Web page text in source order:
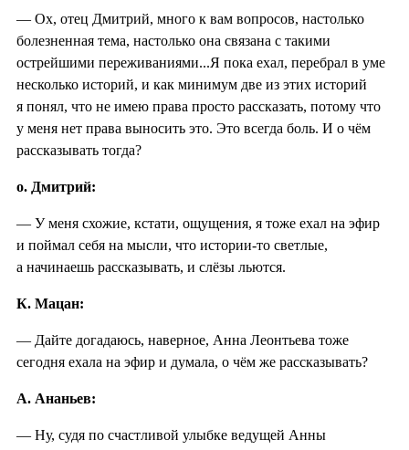
— Ох, отец Дмитрий, много к вам вопросов, настолько
болезненная тема, настолько она связана с такими
острейшими переживаниями...Я пока ехал, перебрал в уме
несколько историй, и как минимум две из этих историй
я понял, что не имею права просто рассказать, потому что
у меня нет права выносить это. Это всегда боль. И о чём
рассказывать тогда?
о. Дмитрий:
— У меня схожие, кстати, ощущения, я тоже ехал на эфир
и поймал себя на мысли, что истории-то светлые,
а начинаешь рассказывать, и слёзы льются.
К. Мацан:
— Дайте догадаюсь, наверное, Анна Леонтьева тоже
сегодня ехала на эфир и думала, о чём же рассказывать?
А. Ананьев:
— Ну, судя по счастливой улыбке ведущей Анны